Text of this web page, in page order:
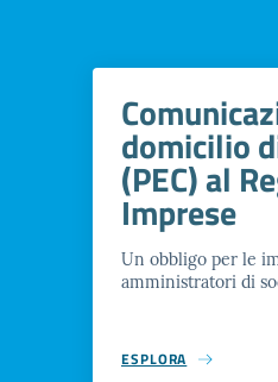
domicilio
(PEC) al
Imprese
Un obbligo per le
amministratori di
ESPLORA